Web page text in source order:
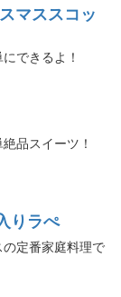
マススコッ
できるよ！
品スイーツ！
りラぺ
定番家庭料理で